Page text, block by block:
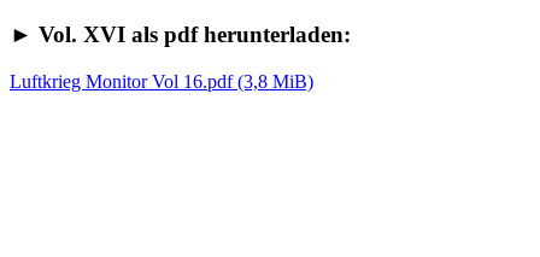
► Vol. XVI als pdf herunterladen:
Luftkrieg Monitor Vol 16.pdf(3,8 MiB)